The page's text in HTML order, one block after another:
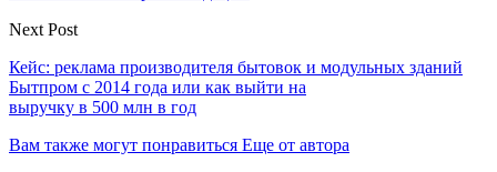
Next Post
Кейс: реклама производителя бытовок и модульных зданий
Бытпром с 2014 года или как выйти на
выручку в 500 млн в год
Вам также могут понравиться Еще от автора